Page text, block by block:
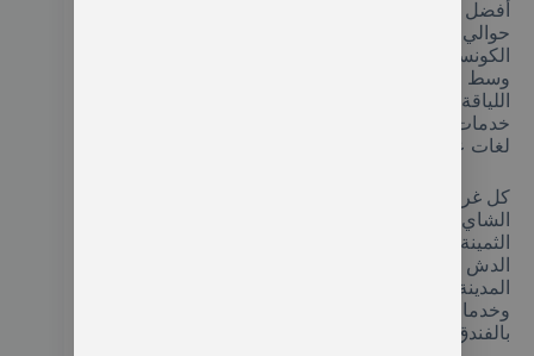
الكونسيرج والغرف ذات التراس الواسع المُطل على
وسط المدينة يشمل مكان إقامتك المطعم ومركز
اللياقة البدنية والمسبح الخارجي وغرف الساونا مع
خدمات الغرف ومكتب الاستقبال الذي يتحدث موظفوه
لغات عديدة، ويعمل على مدار الـ24 ساعة.
كل غرفة من غرف الفندق تضم المكتب وآلة صناعة
الشاي والقهوة،والميني بار وصندوق لحفظ الودائع
الثمينة، وشاشة التلفاز المسطحة مع حمام يحتوي على
الدش والبيديت، فضلا عن الإطلالات الساحرة على
المدينة، استمتع ببوفيه الإفطار اليومي المفتوح،
وخدمات النقل للمطار ومواقف صف السيارات الخاص
بالفندق فقط.